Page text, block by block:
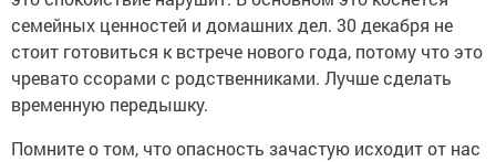
семейных ценностей и домашних дел. 30 декабря не
стоит готовиться к встрече нового года, потому что это
чревато ссорами с родственниками. Лучше сделать
временную передышку.
Помните о том, что опасность зачастую исходит от нас